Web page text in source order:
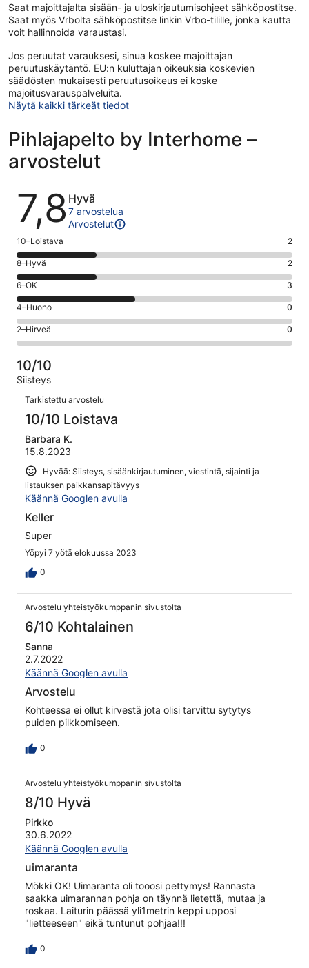
Saat majoittajalta sisään- ja uloskirjautumisohjeet sähköpostitse.
Saat myös Vrbolta sähköpostitse linkin Vrbo-tilille, jonka kautta
voit hallinnoida varaustasi.
Jos peruutat varauksesi, sinua koskee majoittajan
peruutuskäytäntö. EU:n kuluttajan oikeuksia koskevien
säädösten mukaisesti peruutusoikeus ei koske
majoitusvarauspalveluita.
Näytä kaikki tärkeät tiedot
Pihlajapelto by Interhome –
arvostelut
Arvostelut
7,8 Hyvä
7 arvostelua
Arvostelut
Arvosana
10
-
Loistava.
2
kautta
7
arvostelua
10–Loistava 2
Arvosana
8
-
Hyvä.
2
kautta
7
arvostelua
8–Hyvä 2
Arvosana
6
-
OK.
3
7
arvostelua
6–OK 3
Arvosana
4
-
Huono.
0
kautta
arvostelua
4–Huono 0
Arvosana
2
-
Hirveä.
0
kautta
arvostelua
2–Hirveä 0
10/10
Siisteys
Arvostelut
Tarkistettu arvostelu
10/10 Loistava
Barbara K.
15.8.2023
Hyvää: Siisteys, sisäänkirjautuminen, viestintä, sijainti ja
listauksen paikkansapitävyys
Käännä Googlen avulla
Keller
Super
Yöpyi 7 yötä elokuussa 2023
0
Arvostelu yhteistyökumppanin sivustolta
6/10 Kohtalainen
Sanna
2.7.2022
Käännä Googlen avulla
Arvostelu
Kohteessa ei ollut kirvestä jota olisi tarvittu sytytys
puiden pilkkomiseen.
0
Arvostelu yhteistyökumppanin sivustolta
8/10 Hyvä
Pirkko
30.6.2022
Käännä Googlen avulla
uimaranta
Mökki OK! Uimaranta oli tooosi pettymys! Rannasta
saakka uimarannan pohja on täynnä lietettä, mutaa ja
roskaa. Laiturin päässä yli1metrin keppi upposi
"lietteeseen" eikä tuntunut pohjaa!!!
0